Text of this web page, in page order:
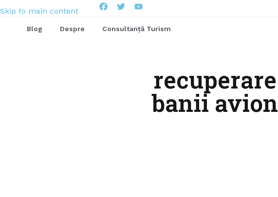
Skip to main content
Blog Despre Consultanță Turism
recuperare
banii avion